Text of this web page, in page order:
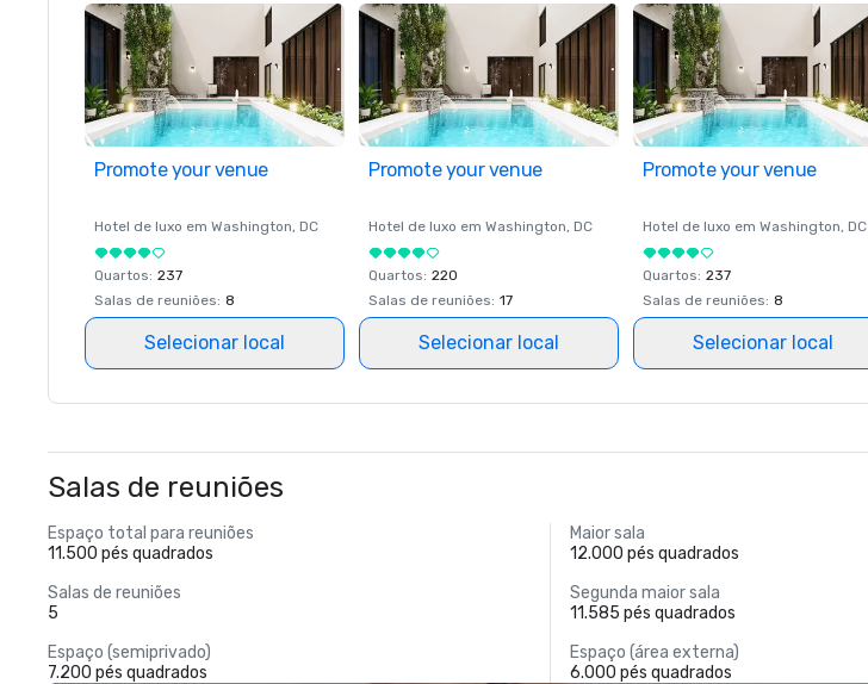
Promote your venue
Hotel de luxo em Washington, DC
Quartos: 237
Salas de reuniões: 8
Selecionar local
Promote your venue
Hotel de luxo em Washington, DC
Quartos: 220
Salas de reuniões: 17
Selecionar local
Promote your venue
Hotel de luxo em Washington, DC
Quartos: 237
Salas de reuniões: 8
Selecionar local
Salas de reuniões
Espaço total para reuniões
11.500 pés quadrados
Maior sala
12.000 pés quadrados
Salas de reuniões
5
Segunda maior sala
11.585 pés quadrados
Espaço (semiprivado)
7.200 pés quadrados
Espaço (área externa)
6.000 pés quadrados